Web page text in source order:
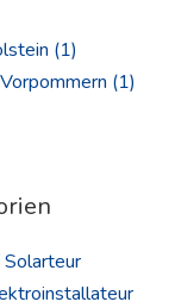
(1)
(1)